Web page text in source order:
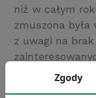
niż w całym
zmuszona
z uwagi na
Zgody